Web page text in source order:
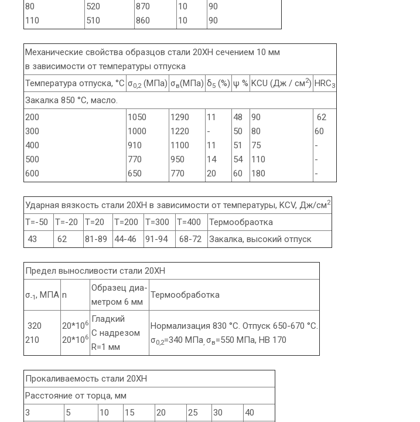
80
110
520
510
870
860
10
10
90
90
Механические свойства образцов стали 20ХН сечением 10 мм
в зависимости от температуры отпуска
Температура отпуска, °С σ0,2 (МПа) σв(МПа) δ5 (%) ψ % KCU (Дж / см2) HRC3
Закалка 850 °С, масло.
200
300
400
500
600
1050
1000
910
770
650
1290
1220
1100
950
770
11
-
11
14
20
48
50
51
54
60
90
80
75
110
180
62
60
-
-
-
Ударная вязкость стали 20ХН в зависимости от температуры, KCV, Дж/см2
Т=-50 Т=-20 Т=20 Т=200 Т=300 Т=400
Термообраотка
43
62 81-89 44-46 91-94 68-72 Закалка, высокий отпуск
Предел выносливости стали 20ХН
σ-1, МПА n
Образец диа-
метром 6 мм
Термообработка
320
210
20*106
20*106
Гладкий
С надрезом
R=1 мм
Нормализация 830 °C. Отпуск 650-670 °C.
σ0,2=340 МПа, σв=550 МПа, HB 170
Прокаливаемость стали 20ХН
Расстояние от торца, мм
3
5 10 15 20 25 30
40